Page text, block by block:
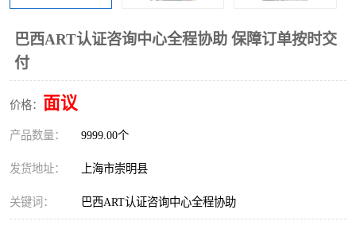
巴西ART认证咨询中心全程协助 保障订单按时交
付
价格： 面议
产品数量： 9999.00个
发货地址： 上海市崇明县
关键词： 巴西ART认证咨询中心全程协助